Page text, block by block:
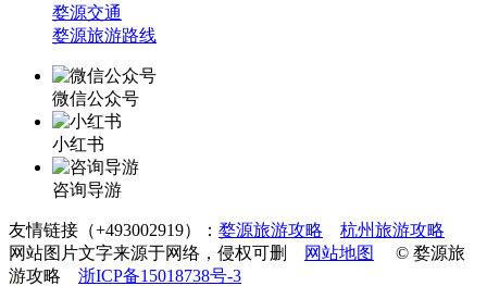
婺源交通
婺源旅游路线
微信公众号
小红书
咨询导游
友情链接（+493002919）： 婺源旅游攻略
杭州旅游攻略
网站图片文字来源于网络，侵权可删
网站地图
© 婺源旅
游攻略 浙ICP备15018738号-3